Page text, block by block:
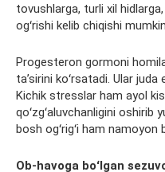
tovushlarga, turli xil
ogʻrishi kelib chiqishi
Progesteron gormoni
taʼsirini koʻrsatadi. Ular
Kichik stresslar ham ayol
qoʻzgʻaluvchanligini oshirib
bosh ogʻrigʻi ham namoyon
Ob-havoga boʻlgan